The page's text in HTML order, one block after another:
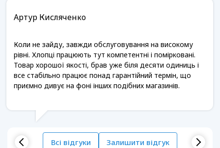
Артур Кисляченко
Коли не зайду, завжди обслуговування на високому
рівні. Хлопці працюють тут компетентні і помірковані.
Товар хорошої якості, брав уже біля десяти одиниць і
все стабільно працює понад гарантійний термін, що
приємно дивує на фоні інших подібних магазинів.
Всі відгуки Залишити відгук